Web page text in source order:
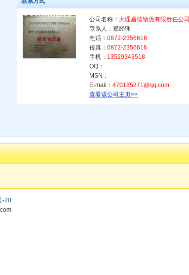
公司名称： 大理昌德物流有限责任公司
联系人：郑经理
电话： 0872-2356616
传真： 0872-2356616
手机： 13529343518
QQ：
MSN：
E-mail： 470185271@qq.com
查看该公司主页>>
-20